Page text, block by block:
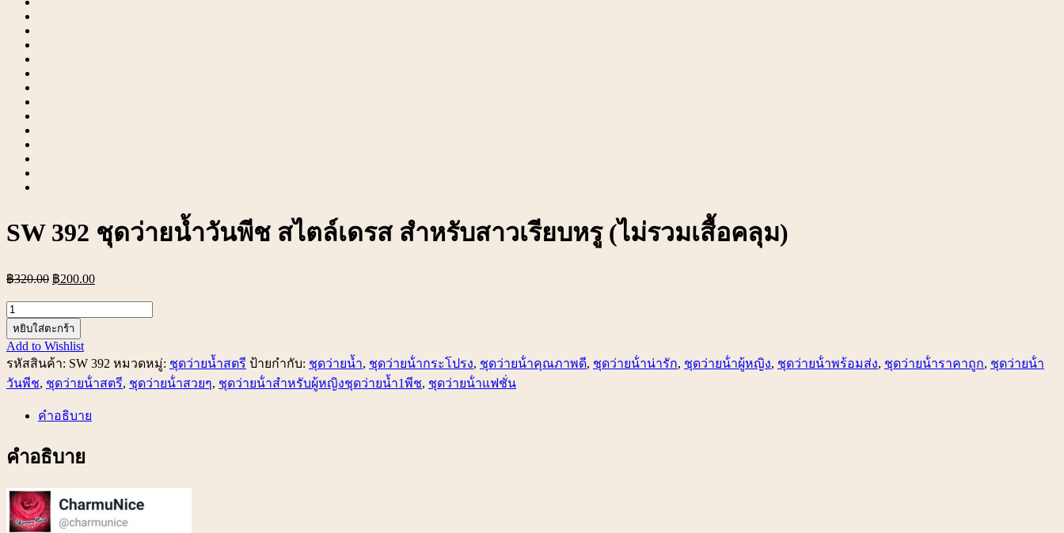
SW 392 ชุดว่ายน้ำวันพีช สไตล์เดรส สำหรับสาวเรียบหรู (ไม่รวมเสื้อคลุม)
฿320.00 ฿200.00
จำนวน
SW
392
ชุด
ว่าย
สไตล์
สำหรับ
สาว
หยิบใส่ตะกร้า
Add to Wishlist
รหัสสินค้า: SW 392 หมวดหมู่: ชุดว่ายน้ำสตรี ป้ายกำกับ: ชุดว่ายน้ำ, ชุดว่ายน้ํากระโปรง, ชุดว่ายน้ําคุณภาพดี, ชุดว่ายน้ําน่ารัก, ชุดว่ายน้ําผู้หญิง, ชุดว่ายน้ําพร้อมส่ง, ชุดว่ายน้ําราคาถูก, ชุดว่ายน้ํา
วันพีช, ชุดว่ายน้ําสตรี, ชุดว่ายน้ําสวยๆ, ชุดว่ายน้ําสําหรับผู้หญิงชุดว่ายน้ำ1พีช, ชุดว่ายน้ําแฟชั่น
คำอธิบาย
คำอธิบาย